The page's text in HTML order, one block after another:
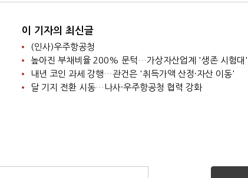
이 기자의 최신글
(인사)우주항공청
높아진 부채비율 200% 문턱…가상자산업계 '생존 시험대'
내년 코인 과세 강행…관건은 '취득가액 산정·자산 이동'
달 기지 전환 시동…나사·우주항공청 협력 강화